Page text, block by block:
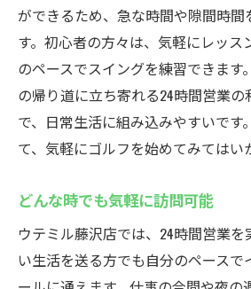
ができるため、急な時間や隙間時間
す。初心者の方々は、気軽にレッス
のペースでスイングを練習できます
の帰り道に立ち寄れる24時間営業の
で、日常生活に組み込みやすいです
て、気軽にゴルフを始めてみてはい
どんな時でも気軽に訪問可能
ウテミル藤沢店では、24時間営業を
い生活を送る方でも自分のペースで